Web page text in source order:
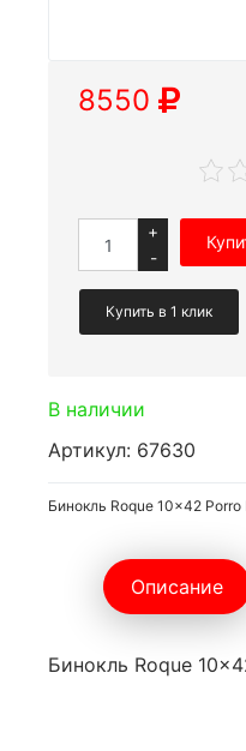
8550
+
-
Купить в 1 клик
В наличии
Артикул: 67630
Бинокль Roque 10x42 Porro
Описание
Бинокль Roque